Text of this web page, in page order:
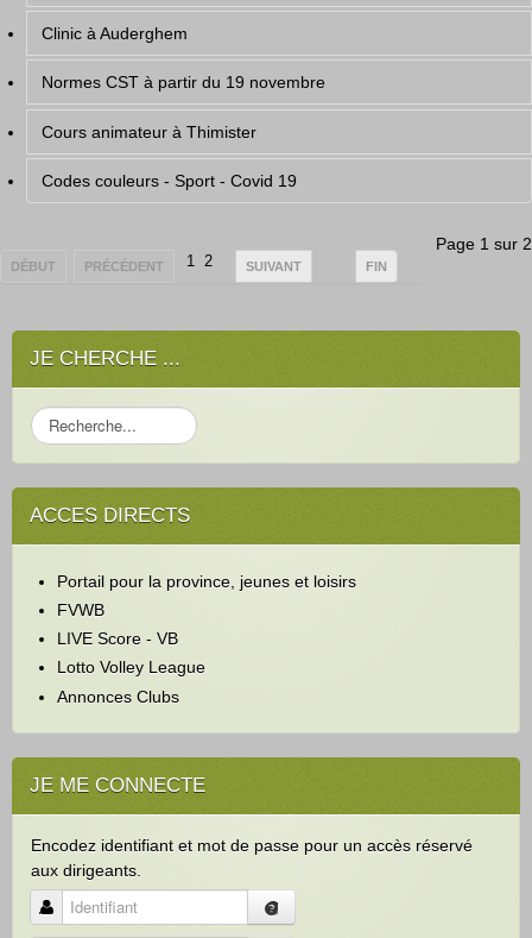
Clinic à Auderghem
Normes CST à partir du 19 novembre
Cours animateur à Thimister
Codes couleurs - Sport - Covid 19
Page 1 sur 2
DÉBUT PRÉCÉDENT 1 2 SUIVANT FIN
JE CHERCHE ...
R
e
c
h
e
ACCES DIRECTS
Portail pour la province, jeunes et loisirs
FVWB
LIVE Score - VB
Lotto Volley League
Annonces Clubs
JE ME CONNECTE
Encodez identifiant et mot de passe pour un accès réservé
aux dirigeants.
Identifiant